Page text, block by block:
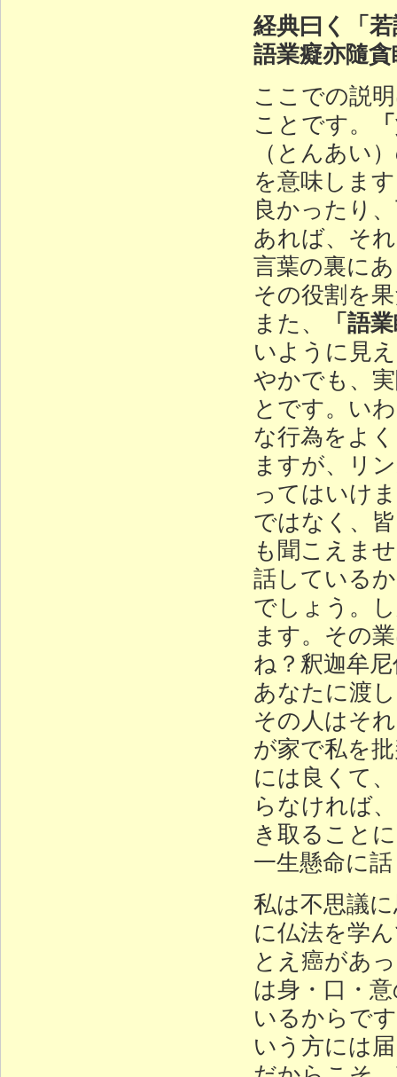
経典曰く「
語業癡亦隨
ここでの説
ことです。
（とんあい
を意味しま
良かったり
あれば、そ
言葉の裏に
その役割を
また、
「語
いように見
やかでも、
とです。い
な行為をよ
ますが、リ
ってはいけ
ではなく、
も聞こえま
話している
でしょう。
ます。その
ね？釈迦牟
あなたに渡
その人はそ
が家で私を
には良くて
らなければ
き取ること
一生懸命に
私は不思議
に仏法を学
とえ癌があ
は身・口・
いるからで
いう方には